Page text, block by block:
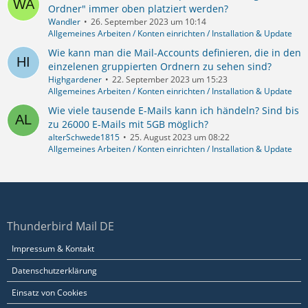
Ordner" immer oben platziert werden?
Wandler
26. September 2023 um 10:14
Allgemeines Arbeiten / Konten einrichten / Installation & Update
Wie kann man die Mail-Accounts definieren, die in den
einzelenen gruppierten Ordnern zu sehen sind?
Highgardener
22. September 2023 um 15:23
Allgemeines Arbeiten / Konten einrichten / Installation & Update
Wie viele tausende E-Mails kann ich händeln? Sind bis
zu 26000 E-Mails mit 5GB möglich?
alterSchwede1815
25. August 2023 um 08:22
Allgemeines Arbeiten / Konten einrichten / Installation & Update
Thunderbird Mail DE
Impressum & Kontakt
Datenschutzerklärung
Einsatz von Cookies